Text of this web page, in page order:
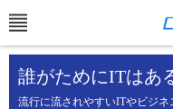
誰がためにITはあ
流行に流されやすいITやビジ